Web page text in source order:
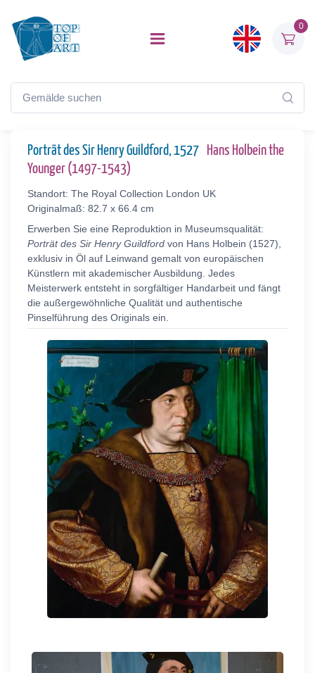
0
Porträt des Sir Henry Guildford, 1527
Hans Holbein the
Younger (1497-1543)
Standort: The Royal Collection London UK
Originalmaß: 82.7 x 66.4 cm
Erwerben Sie eine Reproduktion in Museumsqualität:
Porträt des Sir Henry Guildford von Hans Holbein (1527),
exklusiv in Öl auf Leinwand gemalt von europäischen
Künstlern mit akademischer Ausbildung. Jedes
Meisterwerk entsteht in sorgfältiger Handarbeit und fängt
die außergewöhnliche Qualität und authentische
Pinselführung des Originals ein.